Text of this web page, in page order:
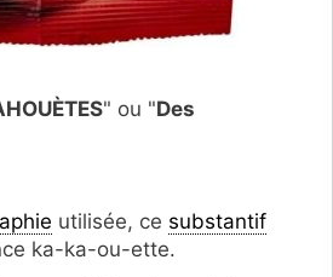
" ou "Des
utilisée, ce substantif
ka-ka-ou-ette.